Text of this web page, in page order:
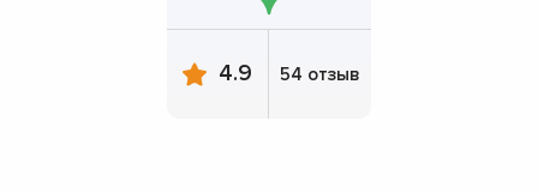
4.9 54 отзыв